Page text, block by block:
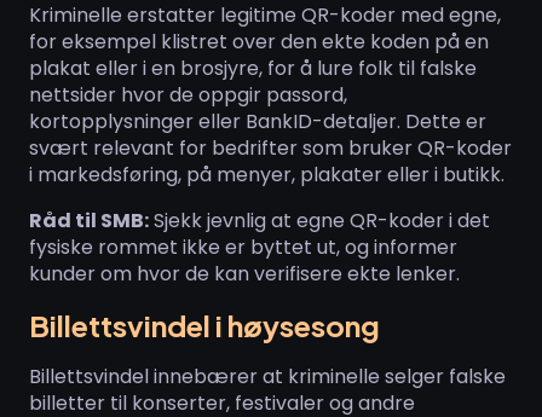
Kriminelle erstatter legitime QR-koder med egne,
for eksempel klistret over den ekte koden på en
plakat eller i en brosjyre, for å lure folk til falske
nettsider hvor de oppgir passord,
kortopplysninger eller BankID-detaljer. Dette er
svært relevant for bedrifter som bruker QR-koder
i markedsføring, på menyer, plakater eller i butikk.
Råd til SMB:Sjekk jevnlig at egne QR-koder i det
fysiske rommet ikke er byttet ut, og informer
kunder om hvor de kan verifisere ekte lenker.
Billettsvindel i høysesong
Billettsvindel innebærer at kriminelle selger falske
billetter til konserter, festivaler og andre